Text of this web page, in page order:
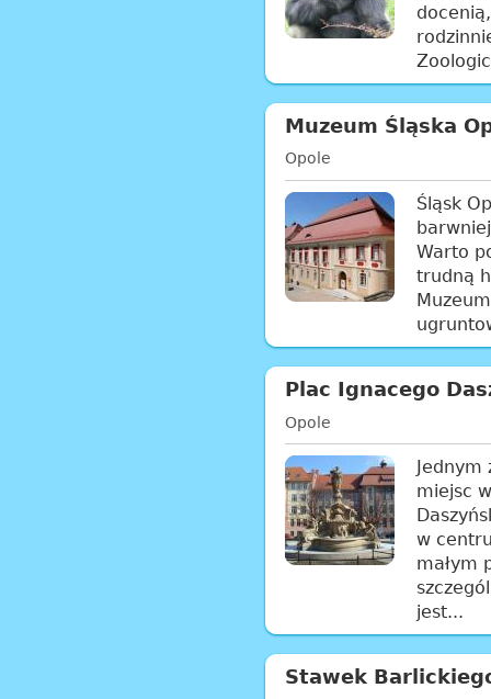
Muzeum Śląska
Opole
Śląsk
Warto
trudną
Plac Ignacego
Opole
miejsc
w
małym
jest...
Stawek